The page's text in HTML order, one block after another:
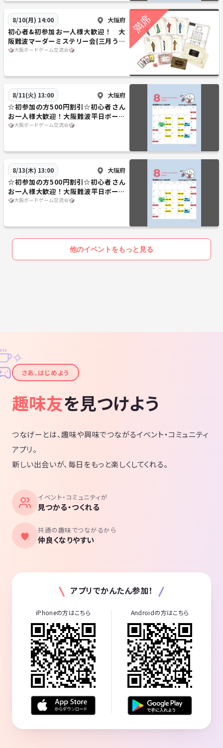
8/10(月) 14:00 大阪府
初心者&初参加お一人様大歓迎！ 大
阪難波マーダーミステリー会{三月うさ
ぎの鬼探し}
🎲大阪ボードゲーム交流会🎲
8/11(火) 13:00 大阪府
☆初参加の方500円割引☆初心者さん
お一人様大歓迎！大阪難波平日ボード
ゲーム会
🎲大阪ボードゲーム交流会🎲
8/13(木) 13:00 大阪府
☆初参加の方500円割引☆初心者さん
お一人様大歓迎！大阪難波平日ボード
ゲーム会
🎲大阪ボードゲーム交流会🎲
他のイベントをもっと見る
✦
✧
さあ、はじめよう
趣味友を見つけよう
つなげーとは、趣味や興味でつながるイベント・コミュニティ
アプリ。
新しい出会いが、毎日をもっと楽しくしてくれる。
イベント・コミュニティが
見つかる・つくれる
共通の趣味でつながるから
仲良くなりやすい
アプリでかんたん参加！
iPhoneの方はこちら Androidの方はこちら